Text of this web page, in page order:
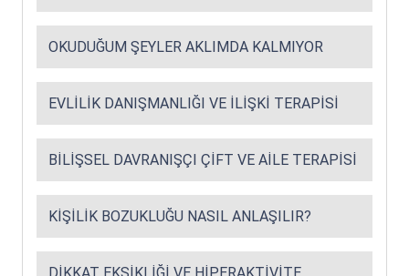
OKUDUĞUM ŞEYLER AKLIMDA KALMIYOR
EVLILIK DANIŞMANLIĞI VE İLIŞKI TERAPISI
BILIŞSEL DAVRANIŞÇI ÇIFT VE AILE TERAPISI
KIŞILIK BOZUKLUĞU NASIL ANLAŞILIR?
DIKKAT EKSIKLIĞI VE HIPERAKTIVITE